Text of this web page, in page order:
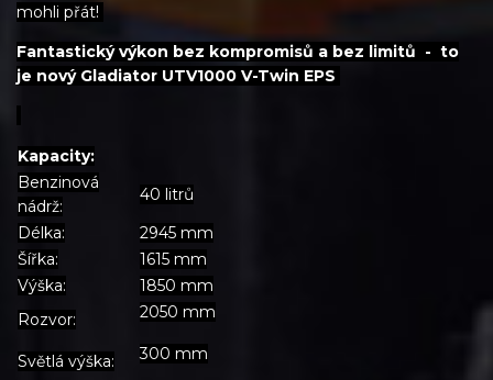
mohli přát!
Fantastický výkon bez kompromisů a bez limitů - to
je nový Gladiator UTV1000 V-Twin EPS
Kapacity:
Benzinová
nádrž:
40 litrů
Délka:
2945 mm
Šířka:
1615 mm
Výška:
1850 mm
Rozvor:
2050 mm
Světlá výška: 300 mm